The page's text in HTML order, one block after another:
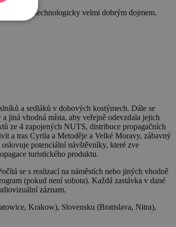
působit technologicky velmi dobrým dojmem.
a sedláků v dobových kostýmech. Dále se
jiná vhodná místa, aby veřejně odevzdala jejich
ze 4 zapojených NUTS, distribuce propagačních
a tras Cyrila a Metoděje a Velké Moravy, zábavný
potenciální návštěvníky, které zve
turistického produktu.
se s realizací na náměstích nebo jiných vhodně
(pokud není sobota). Každá zastávka v dané
záznam.
Krakow), Slovensku (Bratislava, Nitra),